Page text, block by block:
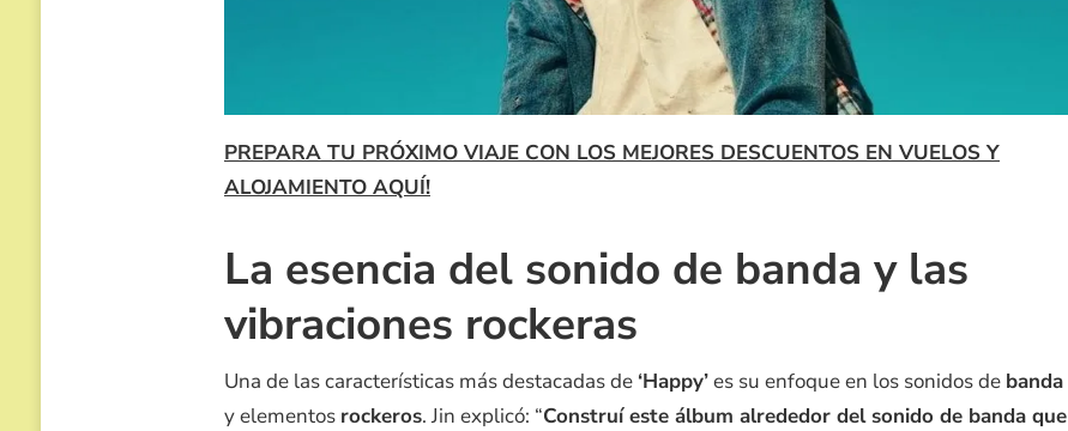
PREPARA TU PRÓXIMO VIAJE CON LOS MEJORES DESCUENTOS EN VUELOS Y
ALOJAMIENTO AQUÍ!
La esencia del sonido de banda y las
vibraciones rockeras
Una de las características más destacadas de ‘Happy’es su enfoque en los sonidos de banda
y elementos rockeros. Jin explicó: “Construí este álbum alrededor del sonido de banda que